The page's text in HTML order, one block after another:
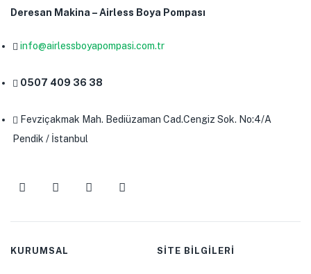
Deresan Makina – Airless Boya Pompası
info@airlessboyapompasi.com.tr
0507 409 36 38
Fevziçakmak Mah. Bediüzaman Cad.Cengiz Sok. No:4/A
Pendik / İstanbul
KURUMSAL SİTE BİLGİLERİ